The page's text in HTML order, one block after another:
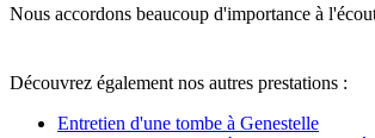
Nous accordons beaucoup d'importance à
Découvrez également nos autres prestations :
Entretien d'une tombe à Genestelle